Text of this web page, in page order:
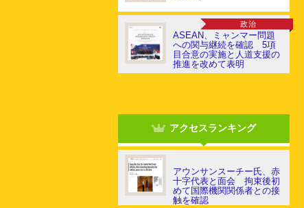
政治
ASEAN、ミャンマー問題
への関与継続を確認 5項
目合意の実施と人道支援の
推進を改めて表明
アクセスランキング
アウンサンスーチー氏、赤
十字代表と面会 拘束後初
めて国際機関関係者との接
触を確認